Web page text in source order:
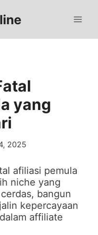
yang
2025
afiliasi pemula
niche yang
bangun
kepercayaan
affiliate